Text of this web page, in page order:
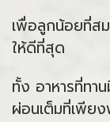
เพื่อลูกน้อยที่ส
ให้ดีที่สุด
ทั้ง อาหารที่ทา
ผ่อนเต็มที่เพีย